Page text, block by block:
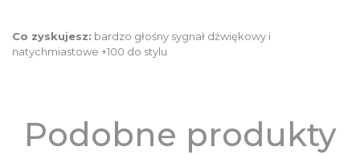
Co zyskujesz: bardzo głośny sygnał dźwiękowy i
natychmiastowe +100 do stylu
Podobne produkty